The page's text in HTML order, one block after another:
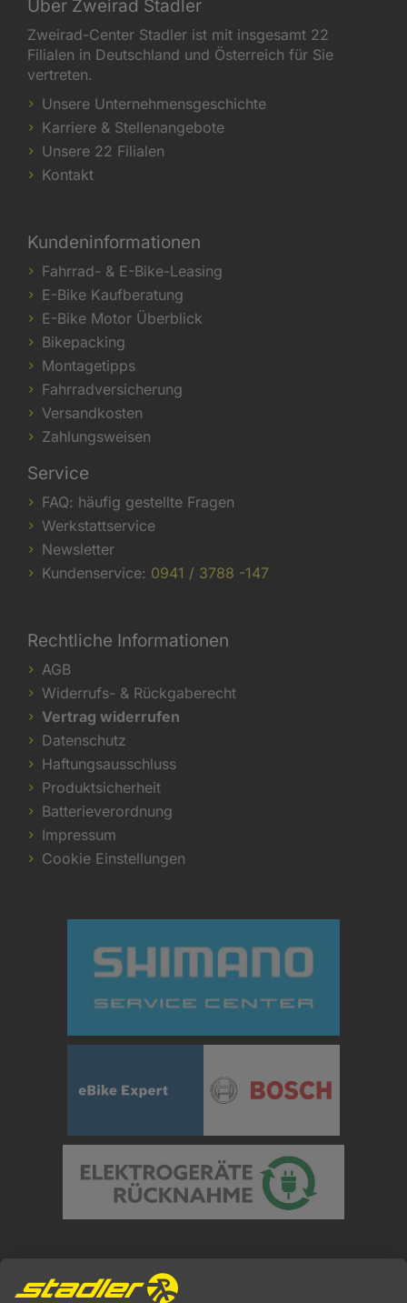
Über Zweirad Stadler
Zweirad-Center Stadler ist mit insgesamt 22
Filialen in Deutschland und Österreich für Sie
vertreten.
Unsere Unternehmensgeschichte
Karriere & Stellenangebote
Unsere 22 Filialen
Kontakt
Kundeninformationen
Fahrrad- & E-Bike-Leasing
E-Bike Kaufberatung
E-Bike Motor Überblick
Bikepacking
Montagetipps
Fahrradversicherung
Versandkosten
Zahlungsweisen
Service
FAQ: häufig gestellte Fragen
Werkstattservice
Newsletter
Kundenservice: 0941 / 3788 -147
Rechtliche Informationen
AGB
Widerrufs- & Rückgaberecht
Vertrag widerrufen
Datenschutz
Haftungsausschluss
Produktsicherheit
Batterieverordnung
Impressum
Cookie Einstellungen